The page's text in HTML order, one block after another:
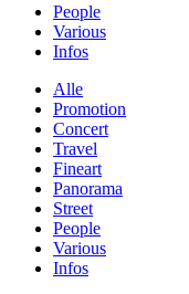
People
Various
Infos
Alle
Promotion
Concert
Travel
Fineart
Panorama
Street
People
Various
Infos